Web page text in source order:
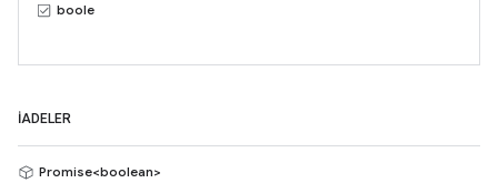
boole
İADELER
Promise<boolean>